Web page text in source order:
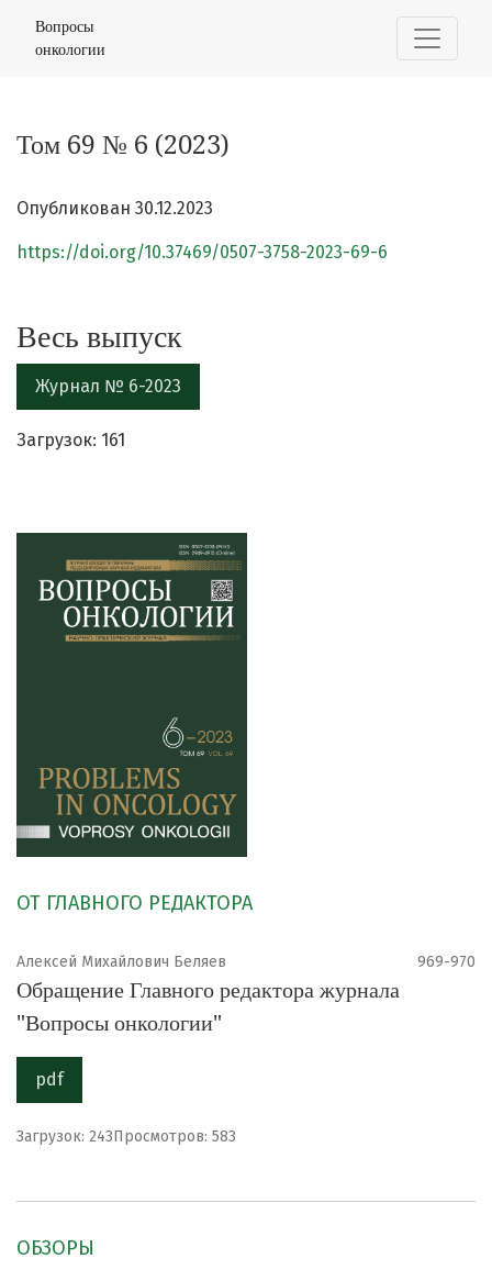
Вопросы
онкологии
Том 69 № 6 (2023)
Опубликован 30.12.2023
https://doi.org/10.37469/0507-3758-2023-69-6
Весь выпуск
Журнал № 6-2023
Загрузок: 161
ОТ ГЛАВНОГО РЕДАКТОРА
Алексей Михайлович Беляев 969-970
Обращение Главного редактора журнала
"Вопросы онкологии"
pdf
Загрузок: 243Просмотров: 583
ОБЗОРЫ